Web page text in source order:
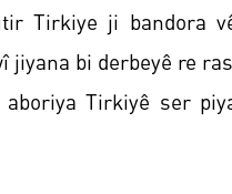
Tirkiye ji bandora
bi derbeyê re
Tirkiyê ser